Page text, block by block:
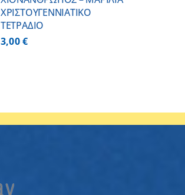
ΧΡΙΣΤΟΥΓΕΝΝΙΑΤΙΚΟ
ΤΕΤΡΑΔΙΟ
3,00€